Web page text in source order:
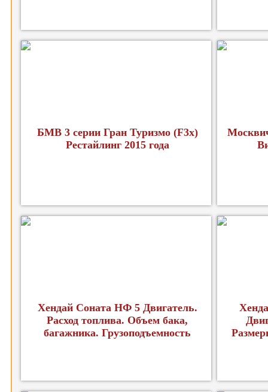
БМВ 3 серии Гран Туризмо (F3x)
Рестайлинг 2015 года
Хендай Соната НФ 5 Двигатель.
Расход топлива. Объем бака,
багажника. Грузоподъемность